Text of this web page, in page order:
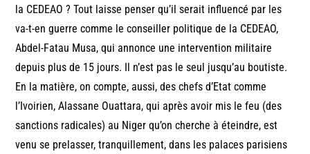
la CEDEAO ? Tout laisse penser qu’il serait influencé par les
va-t-en guerre comme le conseiller politique de la CEDEAO,
Abdel-Fatau Musa, qui annonce une intervention militaire
depuis plus de 15 jours. Il n’est pas le seul jusqu’au boutiste.
En la matière, on compte, aussi, des chefs d’Etat comme
l’Ivoirien, Alassane Ouattara, qui après avoir mis le feu (des
sanctions radicales) au Niger qu’on cherche à éteindre, est
venu se prelasser, tranquillement, dans les palaces parisiens